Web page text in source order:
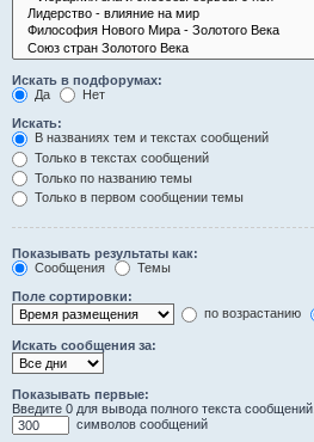
Искать в подфорумах:
Да
Нет
Искать:
В названиях тем и текстах сообщений
Только в текстах сообщений
Только по названию темы
Только в первом сообщении темы
Показывать результаты как:
Сообщения
Темы
Поле сортировки:
по возрастанию
Искать сообщения за:
Показывать первые:
Введите 0 для вывода полного текста сообщений.
символов сообщений